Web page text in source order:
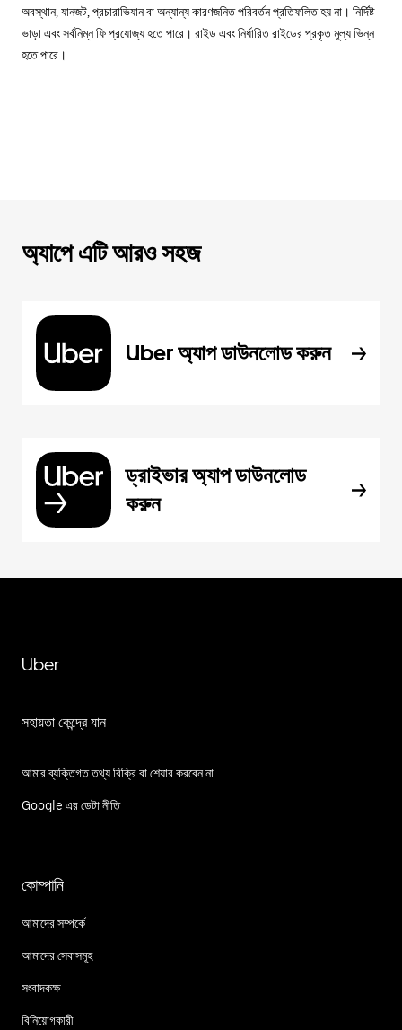
অবস্থান, যানজট, প্রচারাভিযান বা অন্যান্য কারণজনিত পরিবর্তন প্রতিফলিত হয় না। নির্দিষ্ট
ভাড়া এবং সর্বনিম্ন ফি প্রযোজ্য হতে পারে। রাইড এবং নির্ধারিত রাইডের প্রকৃত মূল্য ভিন্ন
হতে পারে।
অ্যাপে এটি আরও সহজ
Uber অ্যাপ ডাউনলোড করুন
ড্রাইভার অ্যাপ ডাউনলোড
করুন
Uber
সহায়তা কেন্দ্রে যান
আমার ব্যক্তিগত তথ্য বিক্রি বা শেয়ার করবেন না
Google এর ডেটা নীতি
কোম্পানি
আমাদের সম্পর্কে
আমাদের সেবাসমূহ
সংবাদকক্ষ
বিনিয়োগকারী